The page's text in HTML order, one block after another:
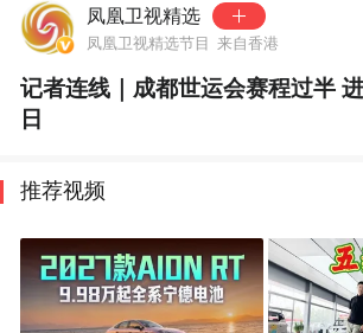
凤凰卫视精选
凤凰卫视精选节目 来自香港
记者连线｜成都世运会赛程过半
日
推荐视频